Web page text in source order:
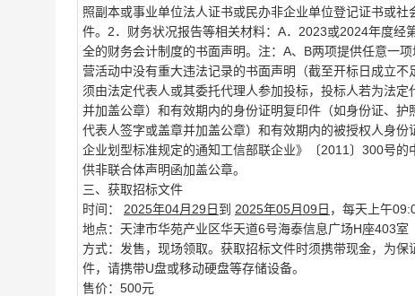
照副本或事业单位法人证书或民办非企业单位登记证书或
件。2．财务状况报告等相关材料：A．2023或2024年度
全的财务会计制度的书面声明。注：A、B两项提供任意一
营活动中没有重大违法记录的书面声明（截至开标日成立
须由法定代表人或其委托代理人参加投标，投标人若为法
并加盖公章）和有效期内的身份证明复印件（如身份证、
代表人签字或盖章并加盖公章）和有效期内的被授权人身
企业划型标准规定的通知工信部联企业》〔2011〕300号
供非联合体声明函加盖公章。
三、获取招标文件
时间： 2025年04月29日 到 2025年05月09日 ，每天上午
地点：天津市华苑产业区华天道6号海泰信息广场H座403室
方式：发售，现场领取。获取招标文件时须携带现金，为
件，请携带U盘或移动硬盘等存储设备。
售价：500元